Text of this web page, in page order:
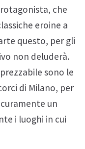
che
eroine a
questo, per gli
non deluderà.
sono le
di Milano, per
un
i luoghi in cui